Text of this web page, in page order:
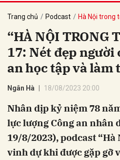
Trang chủ Podcast Hà Nội trong
“HÀ NỘI TRONG
17: Nét đẹp người
an học tập và làm
Ngân Hà 18/08/2023 20:00
Nhân dịp kỷ niệm 78
lực lượng Công an nhân
19/8/2023), podcast
vinh dự khi được gặp gỡ